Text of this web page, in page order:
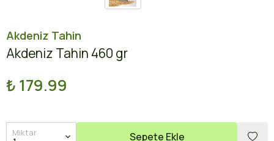
Akdeniz Tahin
Akdeniz Tahin 460 gr
₺ 179.99
Miktar Sepete Ekle